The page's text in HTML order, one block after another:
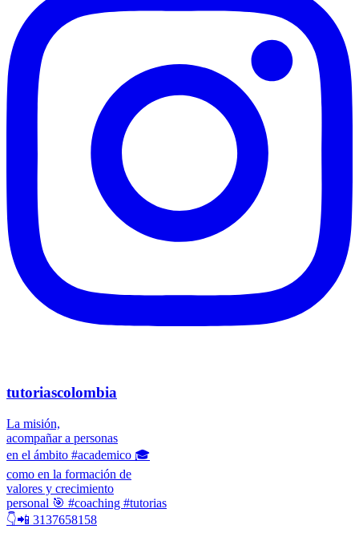
tutoriascolombia
La misión,
acompañar a personas
en el ámbito #academico 🎓
como en la formación de
valores y crecimiento
personal 🎯 #coaching #tutorias
👇📲 3137658158